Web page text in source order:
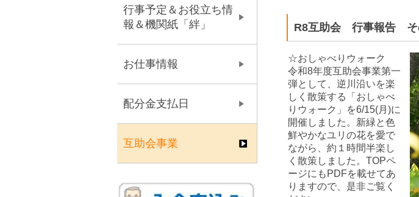
R8互助会 行事報告 そ
☆おしゃべりウォーク
令和8年度互助会事業第一
弾として、逆川沿いを楽
しく散策する「おしゃべ
りウォーク」を6/15(月)に
開催しました。新緑と色
鮮やかなユリの花を愛で
ながら、約１時間半楽し
く散策しました。TOPペ
ージにもPDFを載せてあ
りますので、是非ご覧く
行事予定＆お役立ち情
報＆機関紙「絆」
お仕事情報
配分金支払日
互助会事業